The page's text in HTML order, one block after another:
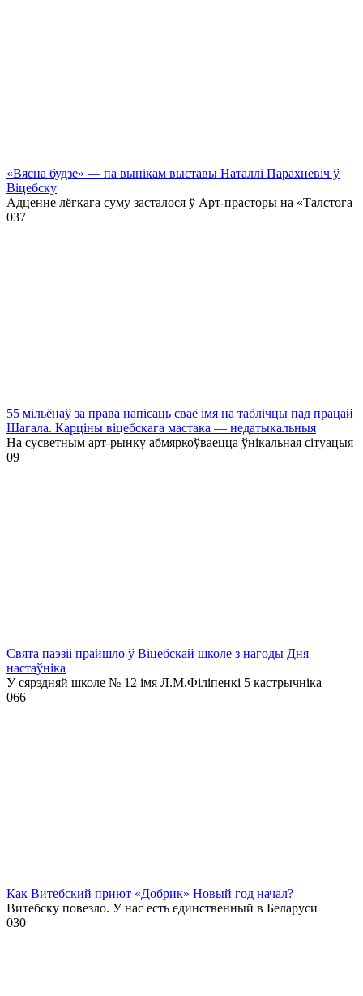
«Вясна будзе» — па вынікам выставы Наталлі Парахневіч ў
Віцебску
Адценне лёгкага суму засталося ў Арт-прасторы на «Талстога
037
55 мільёнаў за права напісаць сваё імя на таблічцы пад працай
Шагала. Карціны віцебскага мастака — недатыкальныя
На сусветным арт-рынку абмяркоўваецца ўнікальная сітуацыя
09
Свята паэзіі прайшло ў Віцебскай школе з нагоды Дня
настаўніка
У сярэдняй школе № 12 імя Л.М.Філіпенкі 5 кастрычніка
066
Как Витебский приют «Добрик» Новый год начал?
Витебску повезло. У нас есть единственный в Беларуси
030